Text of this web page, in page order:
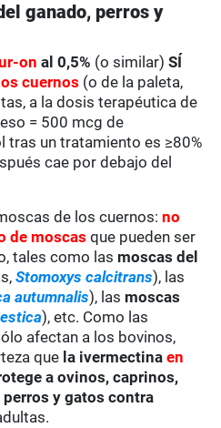
ganado, perros y
on al 0,5% (o similar) SÍ
cuernos (o de la paleta,
a la dosis terapéutica de
= 500 mcg de
tras un tratamiento es ≥80%
cae por debajo del
de los cuernos:no
de moscas que pueden ser
tales como las moscas del
Stomoxys calcitrans), las
autumnalis), las moscas
), etc. Como las
afectan a los bovinos,
que la ivermectinaen
a ovinos, caprinos,
y gatos contra